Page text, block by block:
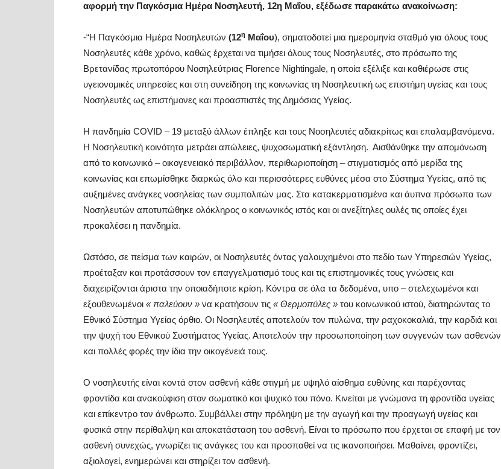
αφορμή την Παγκόσμια Ημέρα Νοσηλευτή, 12η Μαΐου, εξέδωσε παρακάτω ανακοίνωση:
-“Η Παγκόσμια Ημέρα Νοσηλευτών (12η Μαΐου), σηματοδοτεί μια ημερομηνία σταθμό για όλους τους
Νοσηλευτές κάθε χρόνο, καθώς έρχεται να τιμήσει όλους τους Νοσηλευτές, στο πρόσωπο της
Βρετανίδας πρωτοπόρου Νοσηλεύτριας Florence Nightingale, η οποία εξέλιξε και καθιέρωσε στις
υγειονομικές υπηρεσίες και στη συνείδηση της κοινωνίας τη Νοσηλευτική ως επιστήμη υγείας και τους
Νοσηλευτές ως επιστήμονες και προασπιστές της Δημόσιας Υγείας.
Η πανδημία COVID – 19 μεταξύ άλλων έπληξε και τους Νοσηλευτές αδιακρίτως και επαλαμβανόμενα.
Η Νοσηλευτική κοινότητα μετράει απώλειες, ψυχοσωματική εξάντληση. Αισθάνθηκε την απομόνωση
από το κοινωνικό – οικογενειακό περιβάλλον, περιθωριοποίηση – στιγματισμός από μερίδα της
κοινωνίας και επωμίσθηκε διαρκώς όλο και περισσότερες ευθύνες μέσα στο Σύστημα Υγείας, από τις
αυξημένες ανάγκες νοσηλείας των συμπολιτών μας. Στα κατακερματισμένα και άυπνα πρόσωπα των
Νοσηλευτών αποτυπώθηκε ολόκληρος ο κοινωνικός ιστός και οι ανεξίτηλες ουλές τις οποίες έχει
προκαλέσει η πανδημία.
Ωστόσο, σε πείσμα των καιρών, οι Νοσηλευτές όντας γαλουχημένοι στο πεδίο των Υπηρεσιών Υγείας,
προέταξαν και προτάσσουν τον επαγγελματισμό τους και τις επιστημονικές τους γνώσεις και
διαχειρίζονται άριστα την οποιαδήποτε κρίση. Κόντρα σε όλα τα δεδομένα, υπο – στελεχωμένοι και
εξουθενωμένοι « παλεύουν » να κρατήσουν τις « Θερμοπύλες » του κοινωνικού ιστού, διατηρώντας το
Εθνικό Σύστημα Υγείας όρθιο. Οι Νοσηλευτές αποτελούν τον πυλώνα, την ραχοκοκαλιά, την καρδιά και
την ψυχή του Εθνικού Συστήματος Υγείας. Αποτελούν την προσωποποίηση των συγγενών των ασθενών
και πολλές φορές την ίδια την οικογένειά τους.
Ο νοσηλευτής είναι κοντά στον ασθενή κάθε στιγμή με υψηλό αίσθημα ευθύνης και παρέχοντας
φροντίδα και ανακούφιση στον σωματικό και ψυχικό του πόνο. Κινείται με γνώμονα τη φροντίδα υγείας
και επίκεντρο τον άνθρωπο. Συμβάλλει στην πρόληψη με την αγωγή και την προαγωγή υγείας και
φυσικά στην περίθαλψη και αποκατάσταση του ασθενή. Είναι το πρόσωπο που έρχεται σε επαφή με τον
ασθενή συνεχώς, γνωρίζει τις ανάγκες του και προσπαθεί να τις ικανοποιήσει. Μαθαίνει, φροντίζει,
αξιολογεί, ενημερώνει και στηρίζει τον ασθενή.